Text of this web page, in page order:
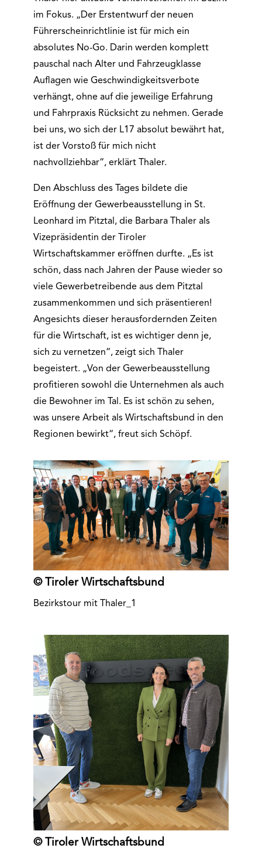
im Fokus. „Der Erstentwurf der neuen
Führerscheinrichtlinie ist für mich ein
absolutes No-Go. Darin werden komplett
pauschal nach Alter und Fahrzeugklasse
Auflagen wie Geschwindigkeitsverbote
verhängt, ohne auf die jeweilige Erfahrung
und Fahrpraxis Rücksicht zu nehmen. Gerade
bei uns, wo sich der L17 absolut bewährt hat,
ist der Vorstoß für mich nicht
nachvollziehbar“, erklärt Thaler.
Den Abschluss des Tages bildete die
Eröffnung der Gewerbeausstellung in St.
Leonhard im Pitztal, die Barbara Thaler als
Vizepräsidentin der Tiroler
Wirtschaftskammer eröffnen durfte. „Es ist
schön, dass nach Jahren der Pause wieder so
viele Gewerbetreibende aus dem Pitztal
zusammenkommen und sich präsentieren!
Angesichts dieser herausfordernden Zeiten
für die Wirtschaft, ist es wichtiger denn je,
sich zu vernetzen“, zeigt sich Thaler
begeistert. „Von der Gewerbeausstellung
profitieren sowohl die Unternehmen als auch
die Bewohner im Tal. Es ist schön zu sehen,
was unsere Arbeit als Wirtschaftsbund in den
Regionen bewirkt“, freut sich Schöpf.
© Tiroler Wirtschaftsbund
Bezirkstour mit Thaler_1
© Tiroler Wirtschaftsbund